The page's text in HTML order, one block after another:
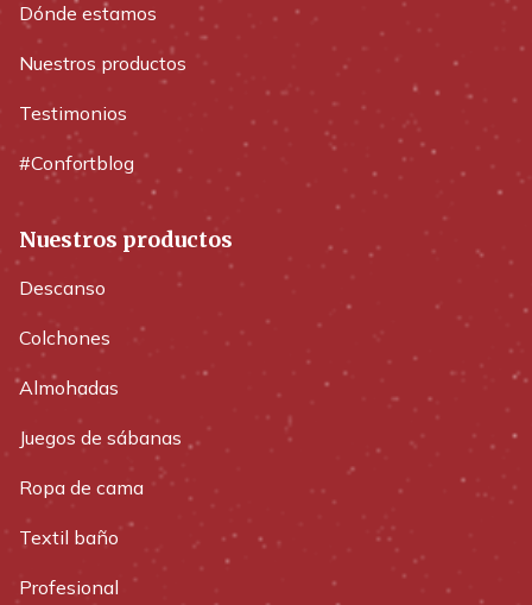
Dónde estamos
Nuestros productos
Testimonios
#Confortblog
Nuestros productos
Descanso
Colchones
Almohadas
Juegos de sábanas
Ropa de cama
Textil baño
Profesional